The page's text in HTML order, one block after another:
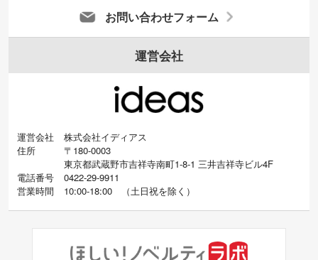
お問い合わせフォーム
運営会社
運営会社
株式会社イディアス
住所
〒180-0003
東京都武蔵野市吉祥寺南町1-8-1 三井吉祥寺ビル4F
電話番号
0422-29-9911
営業時間
10:00-18:00 （土日祝を除く）